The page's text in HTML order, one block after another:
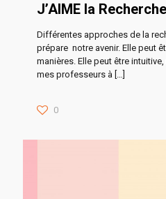
J’AIME la Recherche
Différentes approches de la
prépare notre avenir. Elle peut
manières. Elle peut être
mes professeurs à […]
0